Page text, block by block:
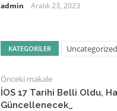
admin Aralık 23, 2023
KATEGORILER Uncategorized
Önceki makale
İOS 17 Tarihi Belli Oldu,
Güncellenecek_